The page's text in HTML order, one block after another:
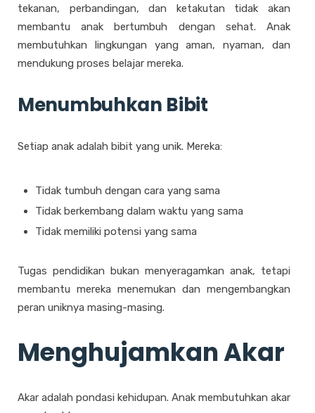
tekanan, perbandingan, dan ketakutan tidak akan
membantu anak bertumbuh dengan sehat. Anak
membutuhkan lingkungan yang aman, nyaman, dan
mendukung proses belajar mereka.
Menumbuhkan Bibit
Setiap anak adalah bibit yang unik. Mereka:
Tidak tumbuh dengan cara yang sama
Tidak berkembang dalam waktu yang sama
Tidak memiliki potensi yang sama
Tugas pendidikan bukan menyeragamkan anak, tetapi
membantu mereka menemukan dan mengembangkan
peran uniknya masing-masing.
Menghujamkan Akar
Akar adalah pondasi kehidupan. Anak membutuhkan akar